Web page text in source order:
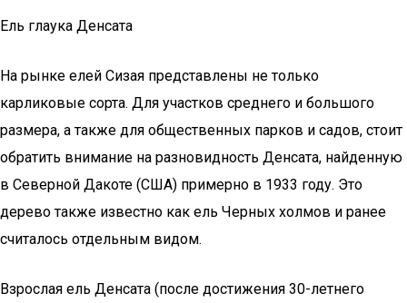
Ель глаука Денсата
На рынке елей Сизая представлены не только
карликовые сорта. Для участков среднего и большого
размера, а также для общественных парков и садов, стоит
обратить внимание на разновидность Денсата, найденную
в Северной Дакоте (США) примерно в 1933 году. Это
дерево также известно как ель Черных холмов и ранее
считалось отдельным видом.
Взрослая ель Денсата (после достижения 30-летнего